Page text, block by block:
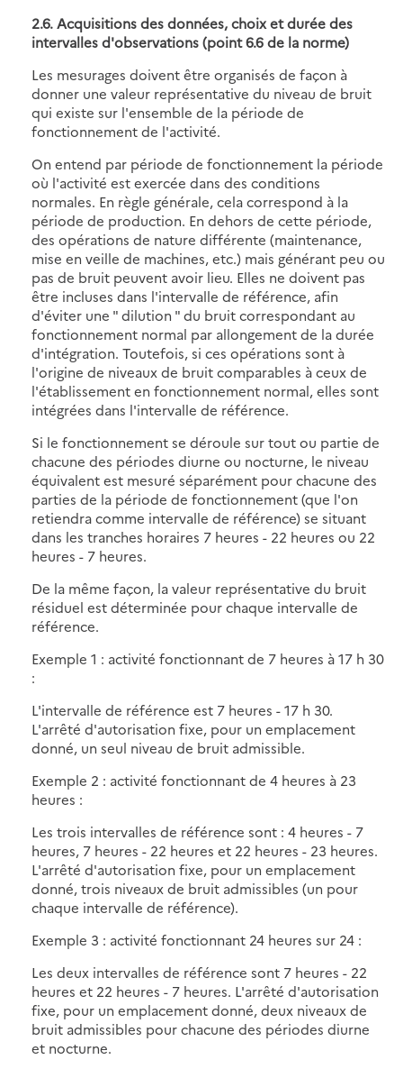
2.6. Acquisitions des données, choix et durée des
intervalles d'observations (point 6.6 de la norme)
Les mesurages doivent être organisés de façon à
donner une valeur représentative du niveau de bruit
qui existe sur l'ensemble de la période de
fonctionnement de l'activité.
On entend par période de fonctionnement la période
où l'activité est exercée dans des conditions
normales. En règle générale, cela correspond à la
période de production. En dehors de cette période,
des opérations de nature différente (maintenance,
mise en veille de machines, etc.) mais générant peu ou
pas de bruit peuvent avoir lieu. Elles ne doivent pas
être incluses dans l'intervalle de référence, afin
d'éviter une " dilution " du bruit correspondant au
fonctionnement normal par allongement de la durée
d'intégration. Toutefois, si ces opérations sont à
l'origine de niveaux de bruit comparables à ceux de
l'établissement en fonctionnement normal, elles sont
intégrées dans l'intervalle de référence.
Si le fonctionnement se déroule sur tout ou partie de
chacune des périodes diurne ou nocturne, le niveau
équivalent est mesuré séparément pour chacune des
parties de la période de fonctionnement (que l'on
retiendra comme intervalle de référence) se situant
dans les tranches horaires 7 heures - 22 heures ou 22
heures - 7 heures.
De la même façon, la valeur représentative du bruit
résiduel est déterminée pour chaque intervalle de
référence.
Exemple 1 : activité fonctionnant de 7 heures à 17 h 30
:
L'intervalle de référence est 7 heures - 17 h 30.
L'arrêté d'autorisation fixe, pour un emplacement
donné, un seul niveau de bruit admissible.
Exemple 2 : activité fonctionnant de 4 heures à 23
heures :
Les trois intervalles de référence sont : 4 heures - 7
heures, 7 heures - 22 heures et 22 heures - 23 heures.
L'arrêté d'autorisation fixe, pour un emplacement
donné, trois niveaux de bruit admissibles (un pour
chaque intervalle de référence).
Exemple 3 : activité fonctionnant 24 heures sur 24 :
Les deux intervalles de référence sont 7 heures - 22
heures et 22 heures - 7 heures. L'arrêté d'autorisation
fixe, pour un emplacement donné, deux niveaux de
bruit admissibles pour chacune des périodes diurne
et nocturne.